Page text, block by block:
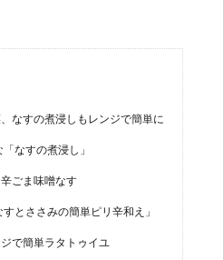
ステルの生地にアイロンワッペ
ワッペンを使ったことがありますか？昔
に穴が空いたら、お母さんがアイロンワ
付け...
の葉っぱが乗ったケーキやスイ
なすの煮浸しもレンジで簡単に
なすの煮浸し」
ごま味噌なす
とささみの簡単ピリ辛和え」
で簡単ラタトゥイユ